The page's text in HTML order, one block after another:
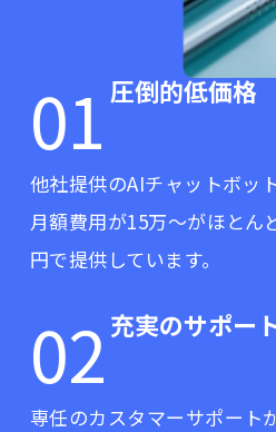
01 圧倒的低価格
他社提供のAIチャットボッ
月額費用が15万～がほとん
円で提供しています。
02 充実のサポー
専任のカスタマーサポート